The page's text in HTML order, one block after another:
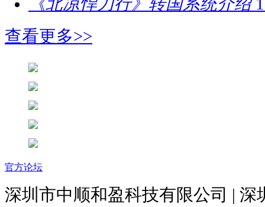
《北凉悍刀行》转国系统介绍
查看更多>>
官方论坛
深圳市中顺和盈科技有限公司 |